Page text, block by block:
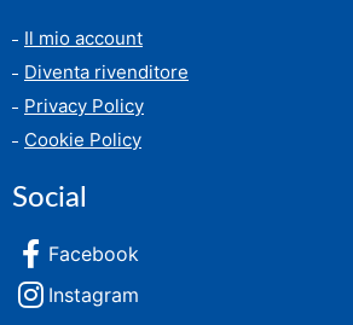
Il mio account
Diventa rivenditore
Privacy Policy
Cookie Policy
Social
Facebook
Instagram